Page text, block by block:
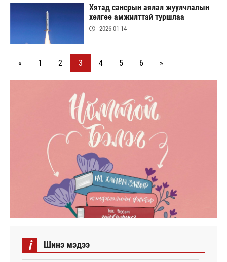
Хятад сансрын аялал жуулчлалын
хөлгөө амжилттай туршлаа
2026-01-14
« 1 2 3 4 5 6 »
i Шинэ мэдээ